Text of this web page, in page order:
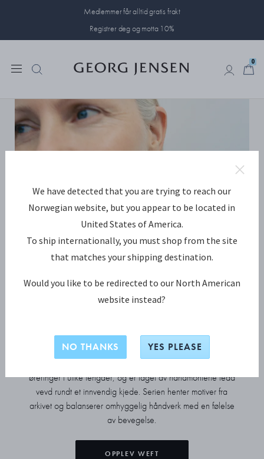
Medlemmer får alltid gratis frakt
Registrer deg og motta 10%
0
SMYKKER
Denne kolleksjonen tolker vevekunsten i sterlingsølv.
Smykkene spenner fra enkle kjeder til kjeder i flere lag og
øreringer i ulike lengder, og er laget av håndmonterte ledd
vevd rundt et innvendig kjede. Serien henter motiver fra
arkivet og balanserer omhyggelig håndverk med en følelse
av bevegelse.
OPPLEV WEFT
We have detected that you are trying to reach our
Norwegian website, but you appear to be located in
United States of America.
To ship internationally, you must shop from the site
that matches your shipping destination.
Would you like to be redirected to our North American
website instead?
NO THANKS YES PLEASE